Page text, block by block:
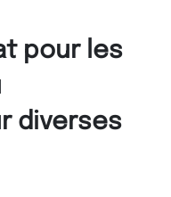
pour les
diverses